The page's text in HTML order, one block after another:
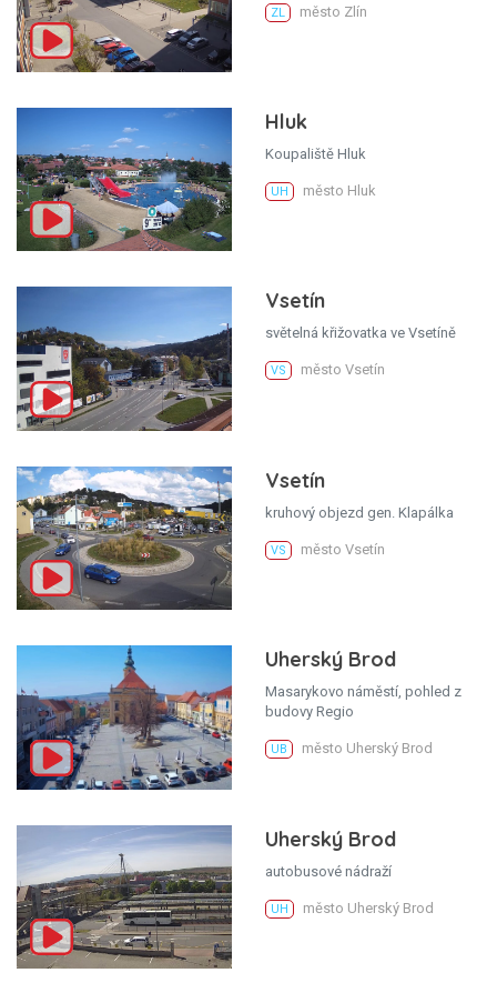
ZL město Zlín
Hluk
Koupaliště Hluk
UH město Hluk
Vsetín
světelná křižovatka ve Vsetíně
VS město Vsetín
Vsetín
kruhový objezd gen. Klapálka
VS město Vsetín
Uherský Brod
Masarykovo náměstí, pohled z
budovy Regio
UB město Uherský Brod
Uherský Brod
autobusové nádraží
UH město Uherský Brod